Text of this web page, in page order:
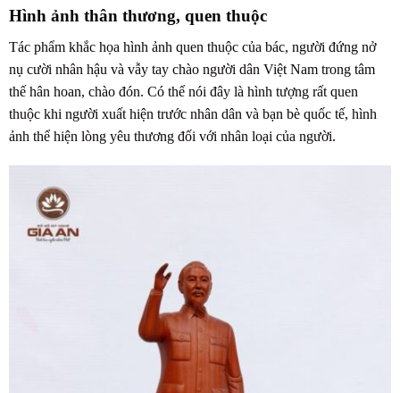
Hình ảnh thân thương, quen thuộc
Tác phẩm khắc họa hình ảnh quen thuộc của bác, người đứng nở
nụ cười nhân hậu và vẫy tay chào người dân Việt Nam trong tâm
thế hân hoan, chào đón. Có thể nói đây là hình tượng rất quen
thuộc khi người xuất hiện trước nhân dân và bạn bè quốc tế, hình
ảnh thể hiện lòng yêu thương đối với nhân loại của người.